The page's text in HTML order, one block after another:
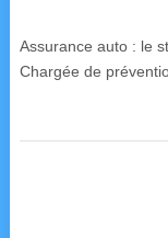
Assurance auto : le
Chargée de